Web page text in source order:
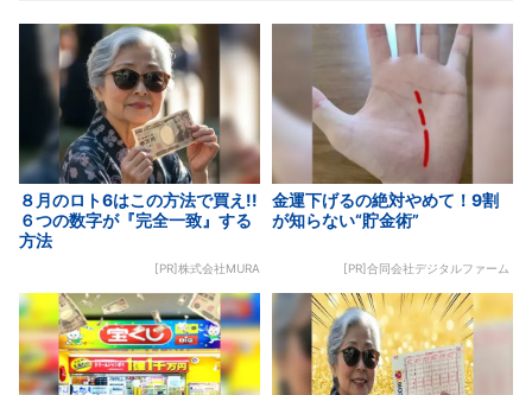
８月のロト6はこの方法で買え!!
６つの数字が『完全一致』する
方法
[PR]株式会社MURA
金運下げるの絶対やめて！9割
が知らない“貯金術”
[PR]合同会社デジタルファーム